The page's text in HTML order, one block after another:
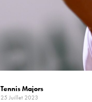
Tennis Majors
25 Juillet 2023